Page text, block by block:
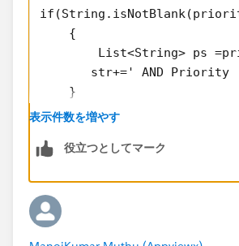
    {
List<String> ps
str+=' AND Priority
    }
表示件数を増やす
役立つとしてマーク